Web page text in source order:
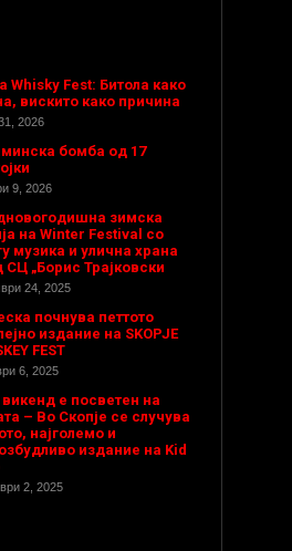
Whisky Fest: Битола како
вискито како причина
2026
бомба од 17
9, 2026
зимска
на Winter Festival со
музика и улична храна
СЦ „Борис Трајковски
24, 2025
почнува петтото
издание на SKOPJE
FEST
6, 2025
викенд е посветен на
– Во Скопје се случува
најголемо и
издание на Kid
2, 2025